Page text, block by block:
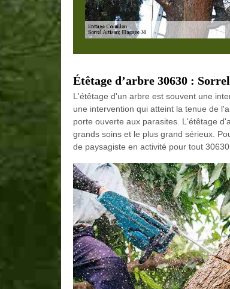
Étêtage d’arbre 30630 :
L'étêtage d'un arbre est souvent une
une intervention qui atteint la tenue de
porte ouverte aux parasites. L'étêtage
grands soins et le plus grand sérieux.
de paysagiste en activité pour tout 30630.